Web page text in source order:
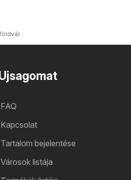
FAQ
Kapcsolat
Tartalom bejelentése
Városok listája